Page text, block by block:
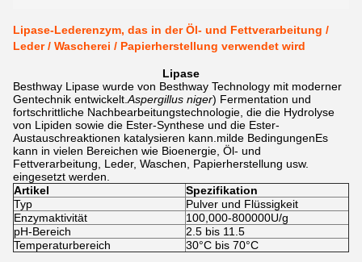
Lipase-Lederenzym, das in der Öl- und Fettverarbeitung /
Leder / Wascherei / Papierherstellung verwendet wird
Lipase
Besthway Lipase wurde von Besthway Technology mit moderner
Gentechnik entwickelt. Aspergillus niger) Fermentation und
fortschrittliche Nachbearbeitungstechnologie, die die Hydrolyse
von Lipiden sowie die Ester-Synthese und die Ester-
Austauschreaktionen katalysieren kann.milde BedingungenEs
kann in vielen Bereichen wie Bioenergie, Öl- und
Fettverarbeitung, Leder, Waschen, Papierherstellung usw.
eingesetzt werden.
Artikel
Spezifikation
Typ
Pulver und Flüssigkeit
Enzymaktivität
100,000-800000U/g
pH-Bereich
2.5 bis 11.5
Temperaturbereich
30°C bis 70°C